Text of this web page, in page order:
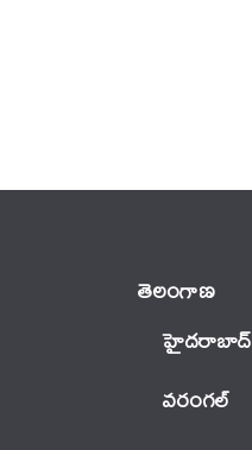
తెలంగాణ‌
హైదరాబాద్
వ‌రంగ‌ల్